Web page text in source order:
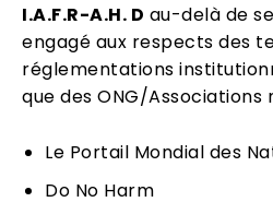
I.A.F.R-A.H. D au-delà de
engagé aux respects des
réglementations
que des ONG/Associations
Le Portail Mondial des
Do No Harm